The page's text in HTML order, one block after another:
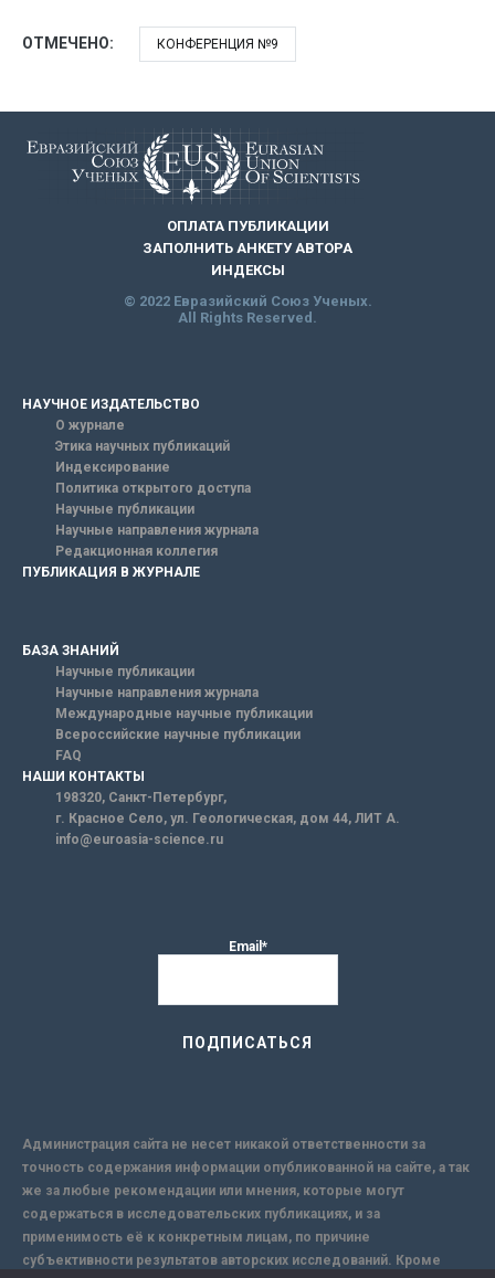
ОТМЕЧЕНО: КОНФЕРЕНЦИЯ №9
ОПЛАТА ПУБЛИКАЦИИ
ЗАПОЛНИТЬ АНКЕТУ АВТОРА
ИНДЕКСЫ
© 2022 Евразийский Союз Ученых.
All Rights Reserved.
НАУЧНОЕ ИЗДАТЕЛЬСТВО
О журнале
Этика научных публикаций
Индексирование
Политика открытого доступа
Научные публикации
Научные направления журнала
Редакционная коллегия
ПУБЛИКАЦИЯ В ЖУРНАЛЕ
БАЗА ЗНАНИЙ
Научные публикации
Научные направления журнала
Международные научные публикации
Всероссийские научные публикации
FAQ
НАШИ КОНТАКТЫ
198320, Санкт-Петербург,
г. Красное Село, ул. Геологическая, дом 44, ЛИТ А.
info@euroasia-science.ru
Email*
Администрация сайта не несет никакой ответственности за
точность содержания информации опубликованной на сайте, а так
же за любые рекомендации или мнения, которые могут
содержаться в исследовательских публикациях, и за
применимость её к конкретным лицам, по причине
субъективности результатов авторских исследований. Кроме